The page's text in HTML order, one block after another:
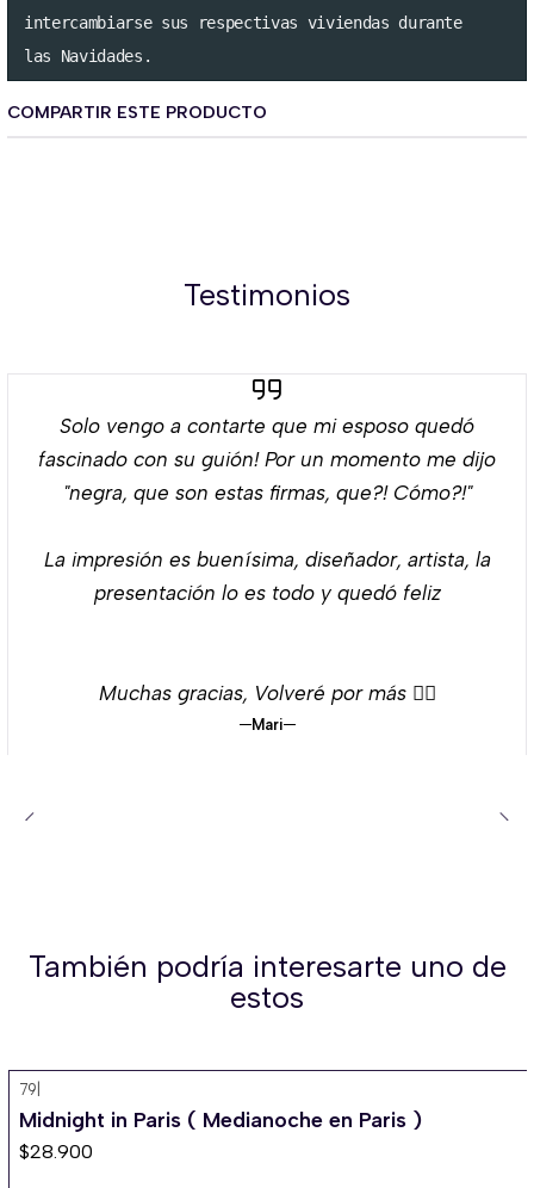
intercambiarse sus respectivas viviendas durante
las Navidades.
COMPARTIR ESTE PRODUCTO
Testimonios
Solo vengo a contarte que mi esposo quedó
fascinado con su guión! Por un momento me dijo
"negra, que son estas firmas, que?! Cómo?!"
La impresión es buenísima, diseñador, artista, la
presentación lo es todo y quedó feliz
Muchas gracias, Volveré por más 👌🏻
Mari
También podría interesarte uno de
estos
79
Midnight in Paris ( Medianoche en Paris )
$28.900